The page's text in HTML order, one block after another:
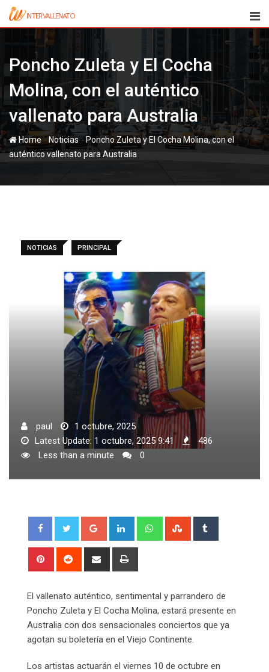
Skip
Poncho Zuleta y El Cocha
Molina, con el auténtico
vallenato para Australia
Home-Noticias-Poncho Zuleta y El Cocha Molina, con el
auténtico vallenato para Australia
NOTICIAS PRINCIPAL
paul
1 octubre, 2025
Latest Update: 1 octubre, 2025 9:41
486
Less than a minute
0
Google+ LinkedIn WhatsappStumbleUpon
Pinterest Reddit
Share
El vallenato auténtico, sentimental y parrandero de
Poncho Zuleta y El Cocha Molina, estará presente en
Australia con dos sensacionales conciertos que ya
agotan su boletería en el Viejo Continente.
Los artistas actuarán el viernes 10 de octubre en